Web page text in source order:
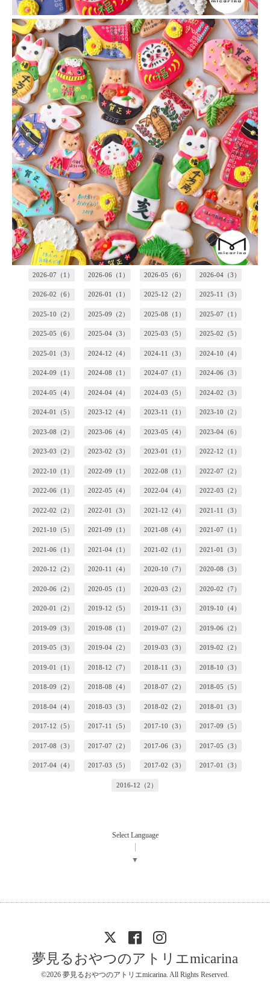
2026-07（1） 2026-06（1） 2026-05（6） 2026-04（3）
2026-02（6） 2026-01（1） 2025-12（2） 2025-11（3）
2025-10（2） 2025-09（2） 2025-08（1） 2025-07（1）
2025-05（6） 2025-04（3） 2025-03（5） 2025-02（5）
2025-01（3） 2024-12（4） 2024-11（3） 2024-10（4）
2024-09（1） 2024-08（1） 2024-07（1） 2024-06（3）
2024-05（4） 2024-04（4） 2024-03（5） 2024-02（3）
2024-01（5） 2023-12（4） 2023-11（1） 2023-10（2）
2023-08（2） 2023-06（4） 2023-05（4） 2023-04（6）
2023-03（2） 2023-02（3） 2023-01（1） 2022-12（1）
2022-10（1） 2022-09（1） 2022-08（1） 2022-07（2）
2022-06（1） 2022-05（4） 2022-04（4） 2022-03（2）
2022-02（2） 2022-01（3） 2021-12（4） 2021-11（3）
2021-10（5） 2021-09（1） 2021-08（4） 2021-07（1）
2021-06（1） 2021-04（1） 2021-02（1） 2021-01（3）
2020-12（2） 2020-11（4） 2020-10（7） 2020-08（3）
2020-06（2） 2020-05（1） 2020-03（2） 2020-02（7）
2020-01（2） 2019-12（5） 2019-11（3） 2019-10（4）
2019-09（3） 2019-08（1） 2019-07（2） 2019-06（2）
2019-05（3） 2019-04（2） 2019-03（3） 2019-02（2）
2019-01（1） 2018-12（7） 2018-11（3） 2018-10（3）
2018-09（2） 2018-08（4） 2018-07（2） 2018-05（5）
2018-04（4） 2018-03（3） 2018-02（2） 2018-01（3）
2017-12（5） 2017-11（5） 2017-10（3） 2017-09（5）
2017-08（3） 2017-07（2） 2017-06（3） 2017-05（3）
2017-04（4） 2017-03（5） 2017-02（3） 2017-01（3）
2016-12（2）
Select Language
▼
夢見るおやつのアトリエmicarina
©2026 夢見るおやつのアトリエmicarina. All Rights Reserved.